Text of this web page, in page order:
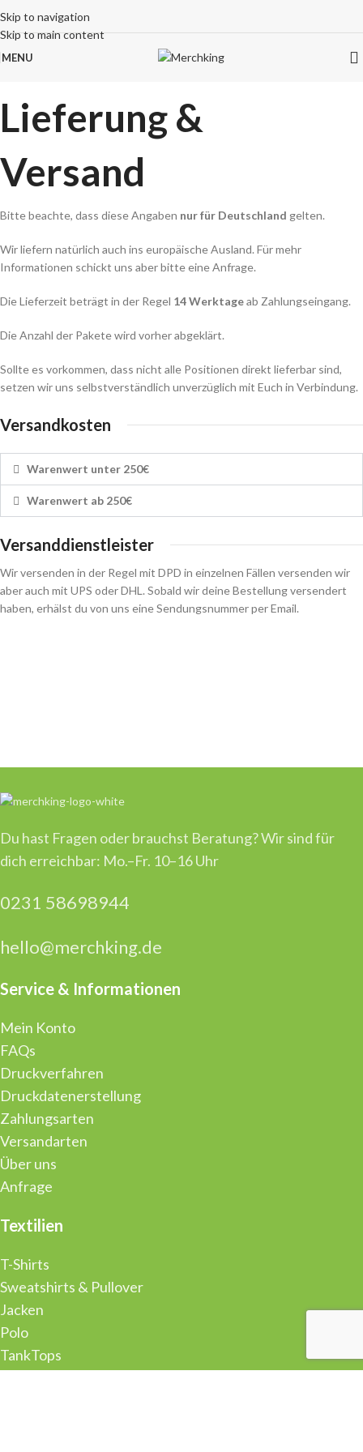
Skip to navigation
Skip to main content
MENU
Lieferung &
Versand
Bitte beachte, dass diese Angaben nur für Deutschland gelten.
Wir liefern natürlich auch ins europäische Ausland. Für mehr
Informationen schickt uns aber bitte eine Anfrage.
Die Lieferzeit beträgt in der Regel 14 Werktageab Zahlungseingang.
Die Anzahl der Pakete wird vorher abgeklärt.
Sollte es vorkommen, dass nicht alle Positionen direkt lieferbar sind,
setzen wir uns selbstverständlich unverzüglich mit Euch in Verbindung.
Versandkosten
Warenwert unter 250€
Warenwert ab 250€
Versanddienstleister
Wir versenden in der Regel mit DPD in einzelnen Fällen versenden wir
aber auch mit UPS oder DHL. Sobald wir deine Bestellung versendert
haben, erhälst du von uns eine Sendungsnummer per Email.
Du hast Fragen oder brauchst Beratung? Wir sind für
dich erreichbar: Mo.–Fr. 10–16 Uhr
0231 58698944
hello@merchking.de
Service & Informationen
Mein Konto
FAQs
Druckverfahren
Druckdatenerstellung
Zahlungsarten
Versandarten
Über uns
Anfrage
Textilien
T-Shirts
Sweatshirts & Pullover
Jacken
Polo
TankTops